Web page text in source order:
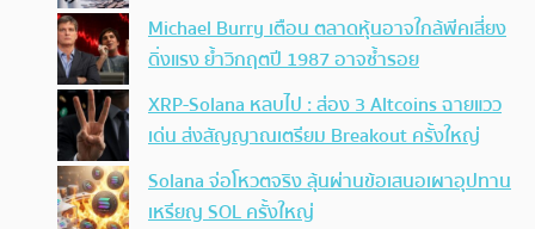
Michael Burry เตือน ตลาดหุ้นอาจใกล้พีคเสี่ยง
ดิ่งแรง ย้ำวิกฤตปี 1987 อาจซ้ำรอย
XRP-Solana หลบไป : ส่อง 3 Altcoins ฉายแวว
เด่น ส่งสัญญาณเตรียม Breakout ครั้งใหญ่
Solana จ่อโหวตจริง ลุ้นผ่านข้อเสนอเผาอุปทาน
เหรียญ SOL ครั้งใหญ่